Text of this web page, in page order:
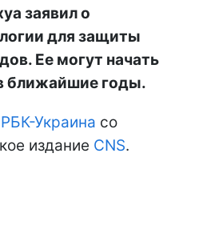
заявил о
для защиты
Ее могут начать
ближайшие годы.
РБК-Украина со
издание CNS.